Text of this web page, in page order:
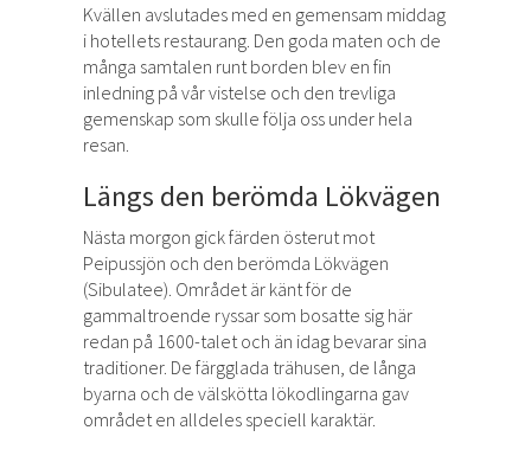
Kvällen avslutades med en gemensam middag
i hotellets restaurang. Den goda maten och de
många samtalen runt borden blev en fin
inledning på vår vistelse och den trevliga
gemenskap som skulle följa oss under hela
resan.
Längs den berömda Lökvägen
Nästa morgon gick färden österut mot
Peipussjön och den berömda Lökvägen
(Sibulatee). Området är känt för de
gammaltroende ryssar som bosatte sig här
redan på 1600-talet och än idag bevarar sina
traditioner. De färgglada trähusen, de långa
byarna och de välskötta lökodlingarna gav
området en alldeles speciell karaktär.